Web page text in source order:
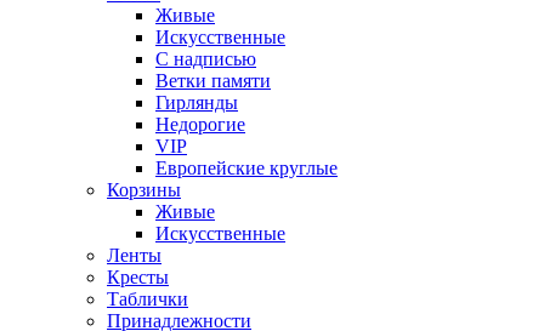
Живые
Искусственные
С надписью
Ветки памяти
Гирлянды
Недорогие
VIP
Европейские круглые
Корзины
Живые
Искусственные
Ленты
Кресты
Таблички
Принадлежности